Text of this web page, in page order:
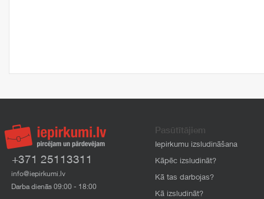
+371 25113311
info@iepirkumi.lv
Darba dienās 09:00 - 18:00
Pasūtītājiem
Iepirkumu izsludināšana
Kāpēc izsludināt?
Kā tas darbojas?
Kā izsludināt?